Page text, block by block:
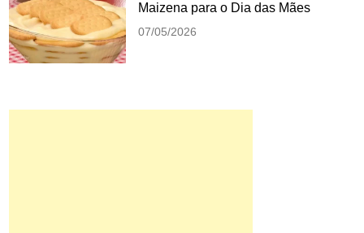
Maizena para o Dia das Mães
07/05/2026